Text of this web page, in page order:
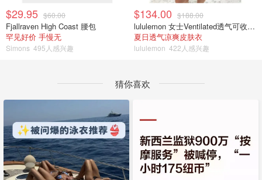
$29.95 $60.00
Fjallraven High Coast 腰包
罕见好价 手慢无
Simons 495人感兴趣
$134.00 $188.00
lululemon 女士Ventilated透气可收纳跑步夹克
夏日透气凉爽皮肤衣
lululemon 422人感兴趣
猜你喜欢